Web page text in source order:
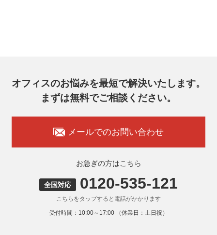
7. 個人情報を提供されることの任意性
お客様がご自身の個人情報を弊社に提供されるか否かはお客
は、適切なサービスをご提供できない場合がありますのでご
弊社ウェブサイトでは、利用者が当ウェブサイトを閲覧した
状況の分析のためにCookieを利用していますが、Cookieによ
る個人情報の取得はしていません。
9. 外国にある第三者への提供
お客様の個人情報を下記海外の個人情報取扱事業者へ提供す
る場合があります。
提供先の所在国の名称：アメリカ（Google LLC）
当該外国における個人情報の保護に関する制度：APECの
オフィスのお悩みを最短で解決いたします。
まずは無料でご相談ください。
メールでのお問い合わせ
お急ぎの方はこちら
全国対応 0120-535-121
こちらをタップすると電話がかかります
受付時間：10:00～17:00 （休業日：土日祝）